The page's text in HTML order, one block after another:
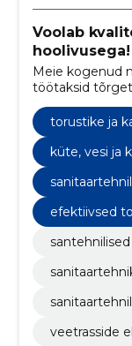
Voolab
hoolivusega!
Meie kogenud
töötaksid
remondi või
torustike ja
küte, vesi ja
efektiivsed
santehnilised
veetrasside